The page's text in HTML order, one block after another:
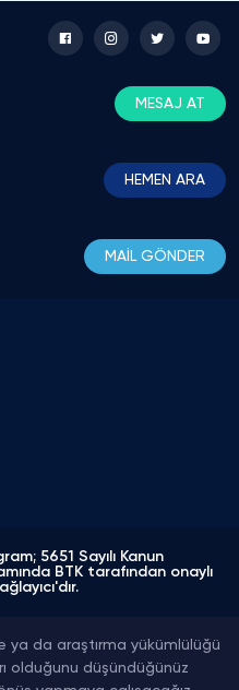
MESAJ AT
HEMEN ARA
MAİL GÖNDER
5651 Sayılı Kanun
BTK tarafından onaylı
ya da araştırma yükümlülüğü
olduğunu düşündüğünüz